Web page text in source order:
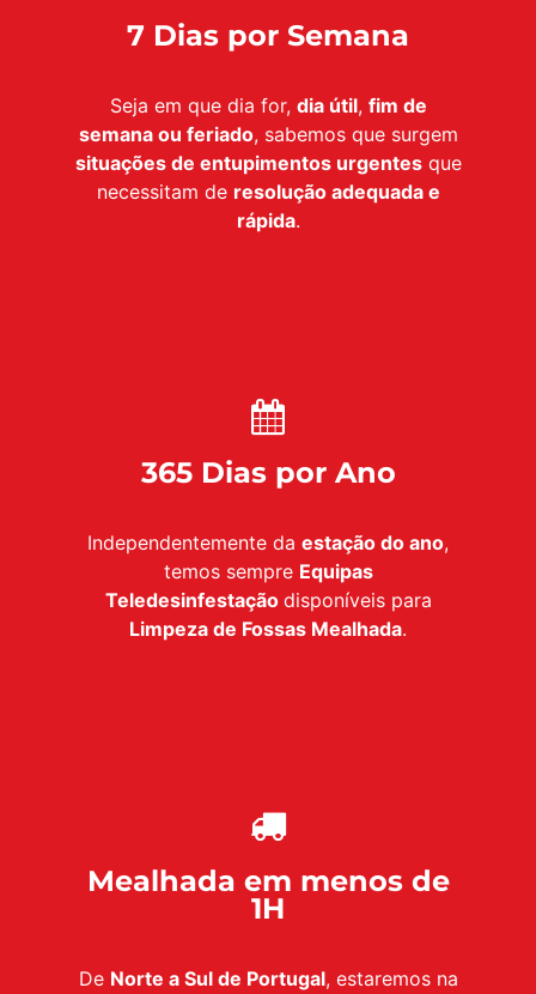
7 Dias por Semana
Seja em que dia for, dia útil, fim de
semana ou feriado, sabemos que surgem
situações de entupimentos urgentesque
necessitam de resolução adequada e
rápida.
365 Dias por Ano
Independentemente da estação do ano,
temos sempre Equipas
Teledesinfestação disponíveis para
Limpeza de Fossas Mealhada.
Mealhada em menos de
1H
De Norte a Sul de Portugal, estaremos na